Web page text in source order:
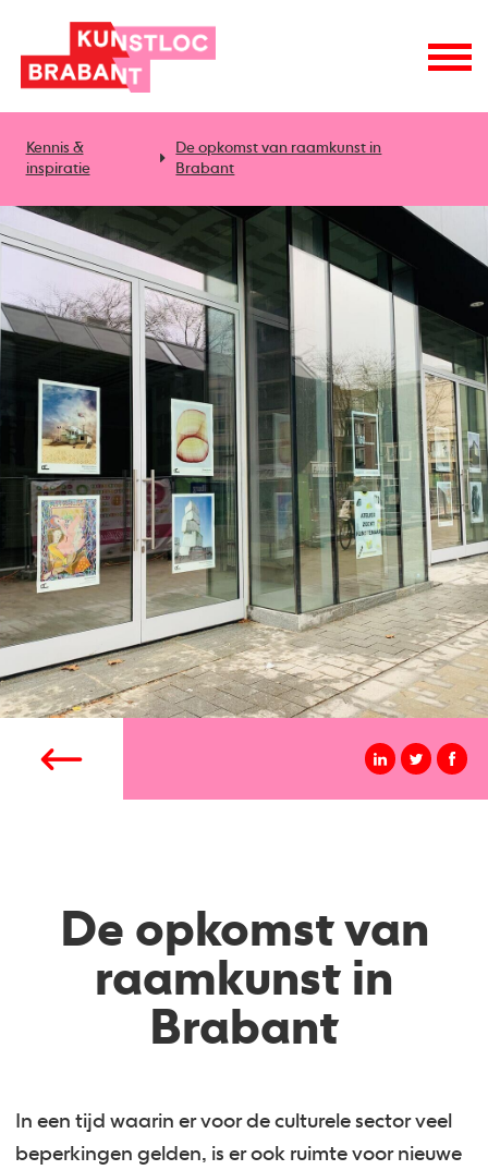
Kennis &
inspiratie
De opkomst van raamkunst in
Brabant
De opkomst van
raamkunst in
Brabant
In een tijd waarin er voor de culturele sector veel
beperkingen gelden, is er ook ruimte voor nieuwe